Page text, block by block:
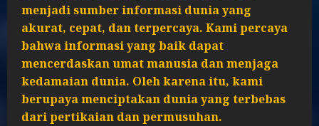
menjadi sumber informasi dunia yang
akurat, cepat, dan terpercaya. Kami percaya
bahwa informasi yang baik dapat
mencerdaskan umat manusia dan menjaga
kedamaian dunia. Oleh karena itu, kami
berupaya menciptakan dunia yang terbebas
dari pertikaian dan permusuhan.